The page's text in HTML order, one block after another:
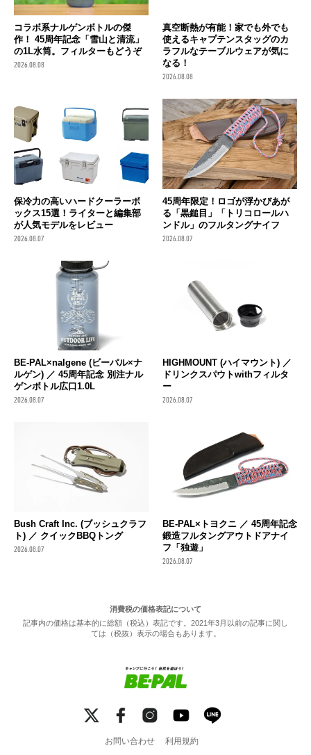
コラボ系ナルゲンボトルの傑
作！ 45周年記念「雪山と清流」
の1L水筒。フィルターもどうぞ
2026.08.08
真空断熱が有能！家でも外でも
使えるキャプテンスタッグのカ
ラフルなテーブルウェアが気に
なる！
2026.08.08
保冷力の高いハードクーラーボ
ックス15選！ライターと編集部
が人気モデルをレビュー
2026.08.07
45周年限定！ロゴが浮かびあが
る「黒鎚目」「トリコロールハ
ンドル」のフルタングナイフ
2026.08.07
BE-PAL×nalgene (ビーパル×ナ
ルゲン) ／ 45周年記念 別注ナル
ゲンボトル広口1.0L
2026.08.07
HIGHMOUNT (ハイマウント) ／
ドリンクスパウトwithフィルタ
ー
2026.08.07
Bush Craft Inc. (ブッシュクラフ
ト) ／ クイックBBQトング
2026.08.07
BE-PAL×トヨクニ ／ 45周年記念
鍛造フルタングアウトドアナイ
フ「独遊」
2026.08.07
消費税の価格表記について
記事内の価格は基本的に総額（税込）表記です。2021年3月以前の記事に関し
ては（税抜）表示の場合もあります。
お問い合わせ 利用規約